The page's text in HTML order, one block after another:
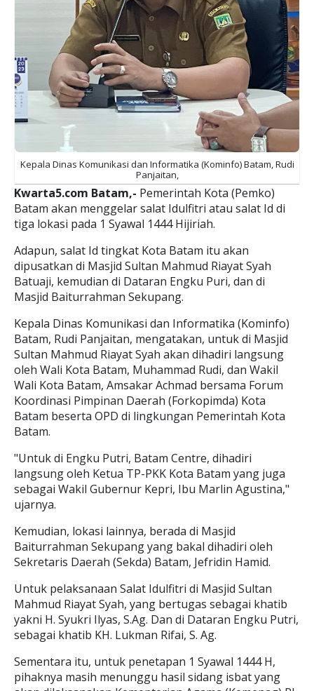
Kepala Dinas Komunikasi dan Informatika (Kominfo) Batam, Rudi
Panjaitan,
Kwarta5.com Batam,- Pemerintah Kota (Pemko)
Batam akan menggelar salat Idulfitri atau salat Id di
tiga lokasi pada 1 Syawal 1444 Hijiriah.
Adapun, salat Id tingkat Kota Batam itu akan
dipusatkan di Masjid Sultan Mahmud Riayat Syah
Batuaji, kemudian di Dataran Engku Puri, dan di
Masjid Baiturrahman Sekupang.
Kepala Dinas Komunikasi dan Informatika (Kominfo)
Batam, Rudi Panjaitan, mengatakan, untuk di Masjid
Sultan Mahmud Riayat Syah akan dihadiri langsung
oleh Wali Kota Batam, Muhammad Rudi, dan Wakil
Wali Kota Batam, Amsakar Achmad bersama Forum
Koordinasi Pimpinan Daerah (Forkopimda) Kota
Batam beserta OPD di lingkungan Pemerintah Kota
Batam.
"Untuk di Engku Putri, Batam Centre, dihadiri
langsung oleh Ketua TP-PKK Kota Batam yang juga
sebagai Wakil Gubernur Kepri, Ibu Marlin Agustina,"
ujarnya.
Kemudian, lokasi lainnya, berada di Masjid
Baiturrahman Sekupang yang bakal dihadiri oleh
Sekretaris Daerah (Sekda) Batam, Jefridin Hamid.
Untuk pelaksanaan Salat Idulfitri di Masjid Sultan
Mahmud Riayat Syah, yang bertugas sebagai khatib
yakni H. Syukri Ilyas, S.Ag. Dan di Dataran Engku Putri,
sebagai khatib KH. Lukman Rifai, S. Ag.
Sementara itu, untuk penetapan 1 Syawal 1444 H,
pihaknya masih menunggu hasil sidang isbat yang